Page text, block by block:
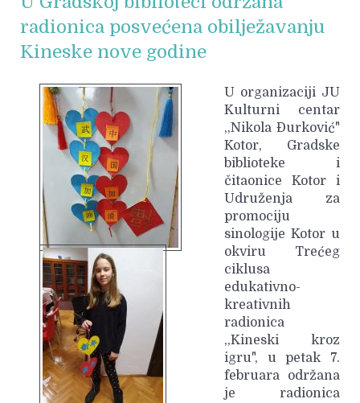
radionica posvećena obilježavanju
Kineske nove godine
U organizaciji JU
Kulturni centar
,,Nikola Đurković"
Kotor, Gradske
biblioteke i
čitaonice Kotor i
Udruženja za
promociju
sinologije Kotor u
okviru Trećeg
ciklusa
edukativno-
kreativnih
radionica
,,Kineski kroz
igru", u petak 7.
februara održana
je radionica